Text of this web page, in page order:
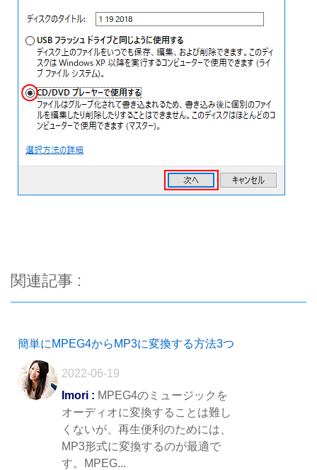
関連記事 :
簡単にMPEG4からMP3に変換する方法3つ
2022-06-19
Imori : MPEG4のミュージックを
オーディオに変換することは難し
くないが、再生便利のためには、
MP3形式に変換するのが最適で
す。MPEG...